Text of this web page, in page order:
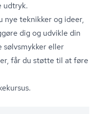
udtryk.
nye teknikker og ideer,
dig og udvikle din
sølvsmykker eller
får du støtte til at føre